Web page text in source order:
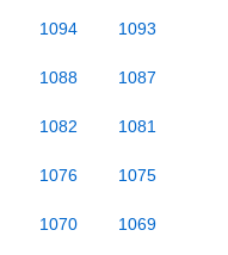
1094 1093
1088 1087
1082 1081
1076 1075
1070 1069